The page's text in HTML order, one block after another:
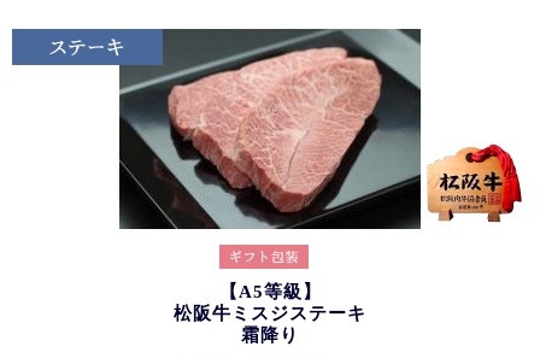
【A5等級】
松阪牛ミスジステーキ
霜降り